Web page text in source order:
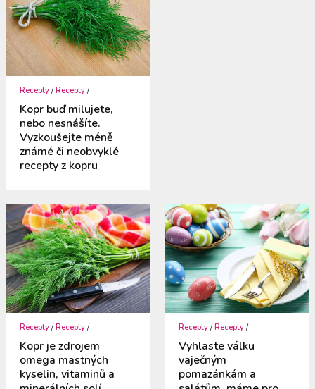
Recepty /Recepty /
Kopr buď milujete,
nebo nesnášíte.
Vyzkoušejte méně
známé či neobvyklé
recepty z kopru
Recepty / Recepty /
Kopr je zdrojem
omega mastných
kyselin, vitaminů a
Recepty / Recepty /
Vyhlaste válku
vaječným
pomazánkám a